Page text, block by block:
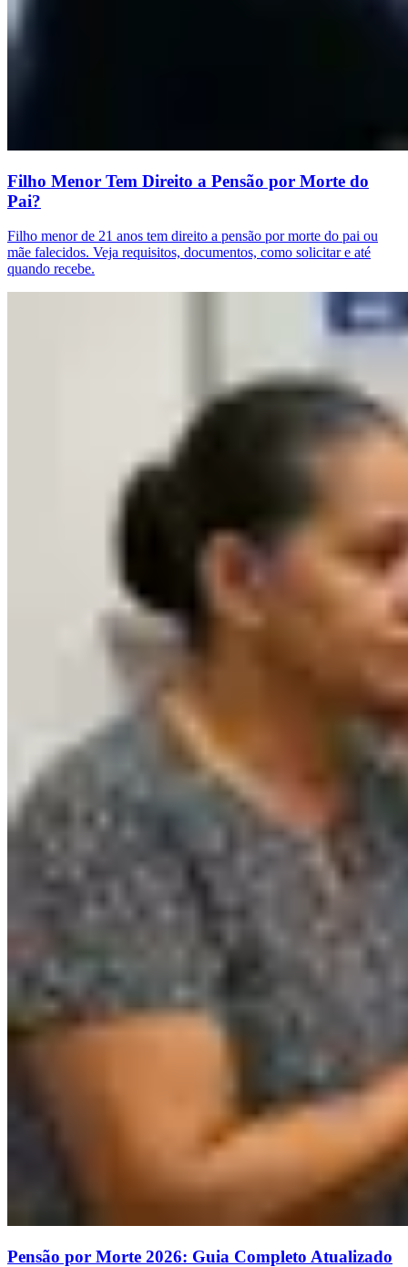
Filho Menor Tem Direito a Pensão por Morte do
Pai?
Filho menor de 21 anos tem direito a pensão por morte do pai ou
mãe falecidos. Veja requisitos, documentos, como solicitar e até
quando recebe.
Pensão por Morte 2026: Guia Completo Atualizado